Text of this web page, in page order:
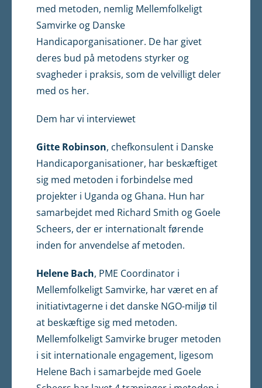
med metoden, nemlig Mellemfolkeligt
Samvirke og Danske
Handicaporganisationer. De har givet
deres bud på metodens styrker og
svagheder i praksis, som de velvilligt deler
med os her.
Dem har vi interviewet
Gitte Robinson, chefkonsulent i Danske
Handicaporganisationer, har beskæftiget
sig med metoden i forbindelse med
projekter i Uganda og Ghana. Hun har
samarbejdet med Richard Smith og Goele
Scheers, der er internationalt førende
inden for anvendelse af metoden.
Helene Bach, PME Coordinator i
Mellemfolkeligt Samvirke, har været en af
initiativtagerne i det danske NGO-miljø til
at beskæftige sig med metoden.
Mellemfolkeligt Samvirke bruger metoden
i sit internationale engagement, ligesom
Helene Bach i samarbejde med Goele